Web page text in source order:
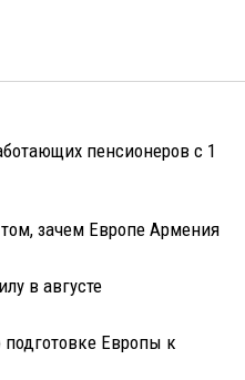
пенсионеров с 1
зачем Европе Армения
в августе
Европы к